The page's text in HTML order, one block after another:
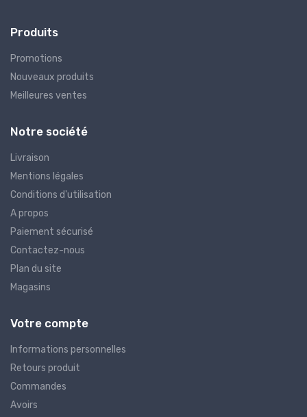
Produits
Promotions
Nouveaux produits
Meilleures ventes
Notre société
Livraison
Mentions légales
Conditions d'utilisation
A propos
Paiement sécurisé
Contactez-nous
Plan du site
Magasins
Votre compte
Informations personnelles
Retours produit
Commandes
Avoirs